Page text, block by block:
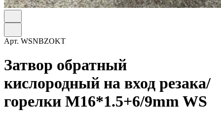
Арт. WSNBZOKT
Затвор обратный
кислородный на вход резака/
горелки M16*1.5+6/9mm WS